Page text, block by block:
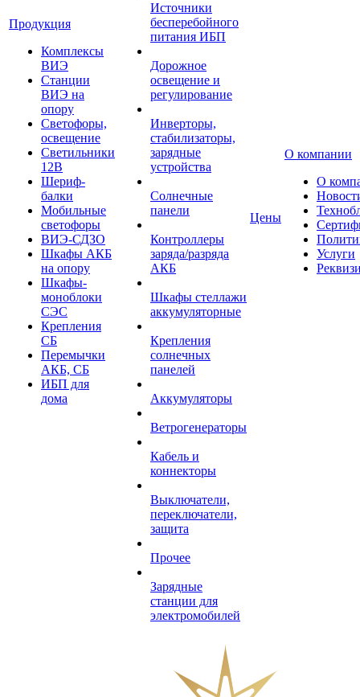
Продукция
Комплексы
ВИЭ
Станции
ВИЭ на
опору
Светофоры,
освещение
Светильники
12В
Шериф-
балки
Мобильные
светофоры
ВИЭ-СДЗО
Шкафы АКБ
на опору
Шкафы-
моноблоки
СЭС
Крепления
СБ
Перемычки
АКБ, СБ
ИБП для
дома
Источники
бесперебойного
питания ИБП
Дорожное
освещение и
регулирование
Инверторы,
стабилизаторы,
зарядные
устройства
Солнечные
панели
Контроллеры
заряда/разряда
АКБ
Шкафы стеллажи
аккумуляторные
Крепления
солнечных
панелей
Аккумуляторы
Ветрогенераторы
Кабель и
коннекторы
Выключатели,
переключатели,
защита
Прочее
Зарядные
станции для
электромобилей
Цены
О компании
О
Услуги